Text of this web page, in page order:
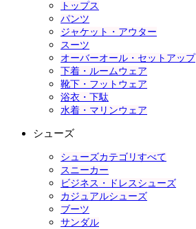
トップス
パンツ
ジャケット・アウター
スーツ
オーバーオール・セットアップ
下着・ルームウェア
靴下・フットウェア
浴衣・下駄
水着・マリンウェア
シューズ
シューズカテゴリすべて
スニーカー
ビジネス・ドレスシューズ
カジュアルシューズ
ブーツ
サンダル